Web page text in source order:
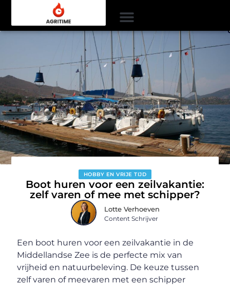
HOBBY EN VRIJE TIJD
Boot huren voor een zeilvakantie:
zelf varen of mee met schipper?
Lotte Verhoeven
Content Schrijver
Een boot huren voor een zeilvakantie in de
Middellandse Zee is de perfecte mix van
vrijheid en natuurbeleving. De keuze tussen
zelf varen of meevaren met een schipper